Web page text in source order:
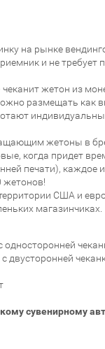
на рынке
и не требует
жетон из
размещать как
жетоны в
когда придет
печати),
жетонов!
США и
односторонней
с двусторонней
сувенирному